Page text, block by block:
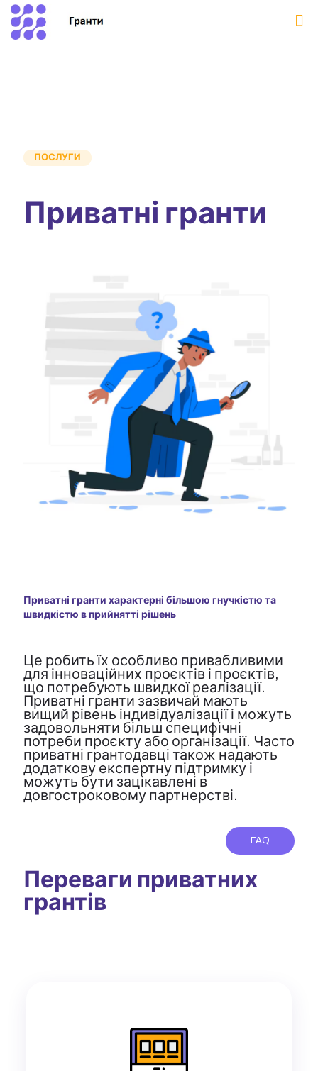
ПОСЛУГИ
Приватні гранти
Приватні гранти характерні більшою гнучкістю та
швидкістю в прийнятті рішень
Це робить їх особливо привабливими
для інноваційних проєктів і проєктів,
що потребують швидкої реалізації.
Приватні гранти зазвичай мають
вищий рівень індивідуалізації і можуть
задовольняти більш специфічні
потреби проєкту або організації. Часто
приватні грантодавці також надають
додаткову експертну підтримку і
можуть бути зацікавлені в
довгостроковому партнерстві.
FAQ
Переваги приватних
грантів